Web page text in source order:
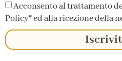
Acconsento al trattamento
Policy* ed alla ricezione della